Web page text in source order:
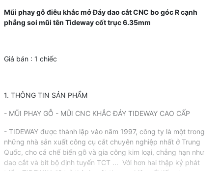
Mũi phay gỗ điêu khắc mở Đáy dao cắt CNC bo góc R cạnh
phẳng soi mũi tên Tideway cốt trục 6.35mm
Giá bán : 1 chiếc
1. THÔNG TIN SẢN PHẨM
- MŨI PHAY GỖ - MŨI CNC KHẮC ĐÁY TIDEWAY CAO CẤP
- TIDEWAY được thành lập vào năm 1997, công ty là một trong
những nhà sản xuất công cụ cắt chuyên nghiệp nhất ở Trung
Quốc, cho cả chế biến gỗ và gia công kim loại, chẳng hạn như
dao cắt và bit bộ định tuyến TCT ... Với hơn hai thập kỷ phát